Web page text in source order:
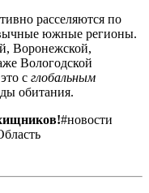
расселяются по
южные регионы.
Воронежской,
Вологодской
с глобальным
обитания.
#новости